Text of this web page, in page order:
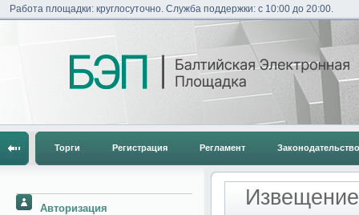
Работа площадки: круглосуточно. Служба поддержки: с 10:00 до 20:00.
Торги Регистрация Регламент Законодательство
Авторизация